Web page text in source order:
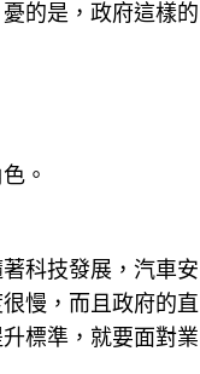
的是，政府這樣的
。
科技發展，汽車安
慢，而且政府的直
標準，就要面對業